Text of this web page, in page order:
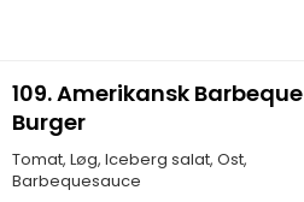
109. Amerikansk Barbeque
Burger
Tomat, Løg, Iceberg salat, Ost,
Barbequesauce